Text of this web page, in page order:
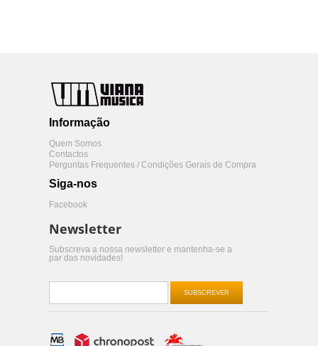
Informação
Quem Somos
Contactos
Perguntas Frequentes / Condições Gerais de Compra
Siga-nos
Facebook
Newsletter
Subscreva a nossa newsletter e mantenha-se a
par das novidades!
SUBSCREVER